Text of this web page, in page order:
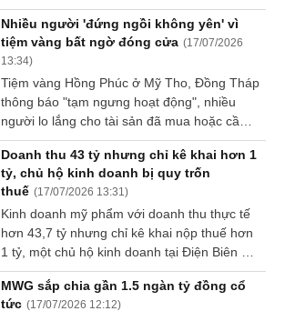
hàng tại TPHCM để hỏi việc thu đổi sản
phẩm, trong đó có người sở hữu kim cương
trị giá hàng tỷ đồng.
Nhiều người 'đứng ngồi không yên' vì
tiệm vàng bất ngờ đóng cửa (17/07/2026
13:34)
Tiệm vàng Hồng Phúc ở Mỹ Tho, Đồng Tháp
thông báo "tạm ngưng hoạt động", nhiều
người lo lắng cho tài sản đã mua hoặc cầm
cố ở đây. Cơ quan chức năng địa phương
vừa chỉ đạo lực lượng liên quan rà soát đăng
ký kinh doanh, tình trạng hoạt động của tiệm
vàng này.
Doanh thu 43 tỷ nhưng chỉ kê khai hơn 1
tỷ, chủ hộ kinh doanh bị quy trốn
thuế (17/07/2026 13:31)
Kinh doanh mỹ phẩm với doanh thu thực tế
hơn 43,7 tỷ nhưng chỉ kê khai nộp thuế hơn
1 tỷ, một chủ hộ kinh doanh tại Điện Biên bị
tòa tuyên phạt 200 triệu đồng về tội trốn
thuế.
MWG sắp chia gần 1.5 ngàn tỷ đồng cổ
tức (17/07/2026 12:12)